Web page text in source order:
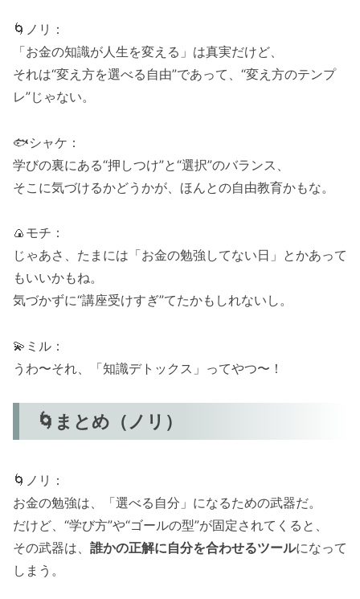
🌀ノリ：
「お金の知識が人生を変える」は真実だけど、
それは“変え方を選べる自由”であって、“変え方のテンプ
レ”じゃない。
🐟シャケ：
学びの裏にある“押しつけ”と“選択”のバランス、
そこに気づけるかどうかが、ほんとの自由教育かもな。
🍙モチ：
じゃあさ、たまには「お金の勉強してない日」とかあって
もいいかもね。
気づかずに“講座受けすぎ”てたかもしれないし。
💫ミル：
うわ〜それ、「知識デトックス」ってやつ〜！
🌀まとめ（ノリ）
🌀ノリ：
お金の勉強は、「選べる自分」になるための武器だ。
だけど、“学び方”や“ゴールの型”が固定されてくると、
その武器は、 誰かの正解に自分を合わせるツールになって
しまう。